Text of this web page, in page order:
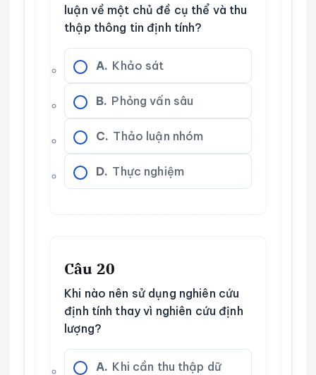
luận về một chủ đề cụ thể và thu
thập thông tin định tính?
A. Khảo sát
B. Phỏng vấn sâu
C. Thảo luận nhóm
D. Thực nghiệm
Câu 20
Khi nào nên sử dụng nghiên cứu
định tính thay vì nghiên cứu định
lượng?
A. Khi cần thu thập dữ